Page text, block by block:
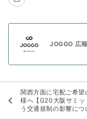
JOGGO 広報
関西方面に宅配ご希望
様へ【G20大阪サミッ
う交通規制の影響につ